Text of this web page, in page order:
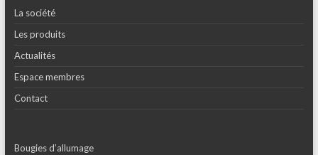
La société
Les produits
Actualités
Espace membres
Contact
Bougies d’allumage